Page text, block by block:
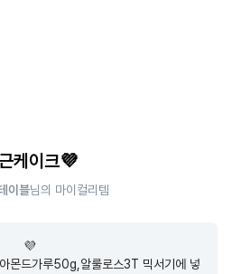
케이크💜
이블님의 마이컬리템
💜
몬드가루50g,알룰로스3T 믹서기에 넣